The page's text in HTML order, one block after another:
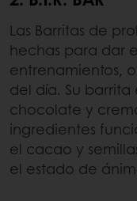
Las Barritas de
hechas para dar
entrenamientos,
del día. Su
chocolate y
ingredientes
el cacao y
el estado de